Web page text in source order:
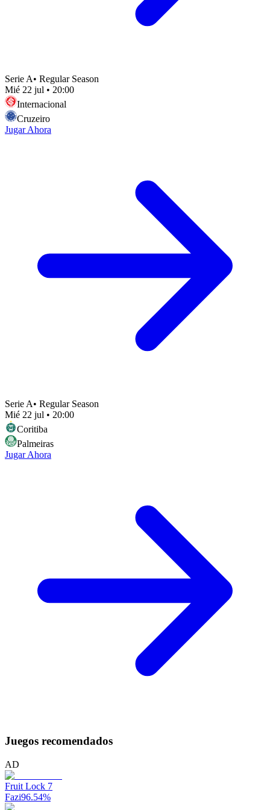
Serie A• Regular Season
Mié 22 jul • 20:00
Internacional
Cruzeiro
Jugar Ahora
Serie A• Regular Season
Mié 22 jul • 20:00
Coritiba
Palmeiras
Jugar Ahora
Juegos recomendados
AD
Fruit Lock 7
Fazi96.54%